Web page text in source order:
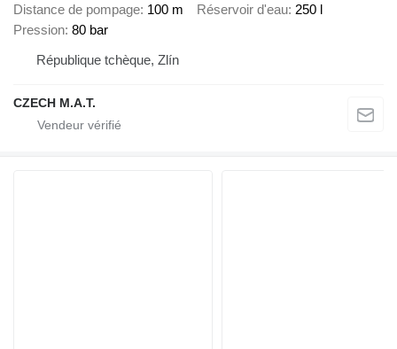
Distance de pompage 100 m Réservoir d'eau 250 l
Pression 80 bar
République tchèque, Zlín
CZECH M.A.T.